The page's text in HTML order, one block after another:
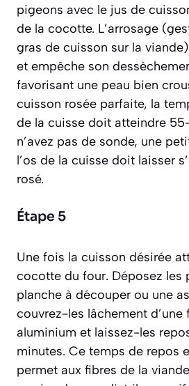
pigeons avec le jus de
de la cocotte. L’arrosage
gras de cuisson sur la viande)
et empêche son
favorisant une peau bien
cuisson rosée parfaite, la
de la cuisse doit atteindre
n’avez pas de sonde, une
l’os de la cuisse doit laisser
rosé.
Étape 5
Une fois la cuisson désirée
cocotte du four. Déposez les
planche à découper ou une
couvrez-les lâchement
aluminium et laissez-les
minutes. Ce temps de repos
permet aux fibres de la